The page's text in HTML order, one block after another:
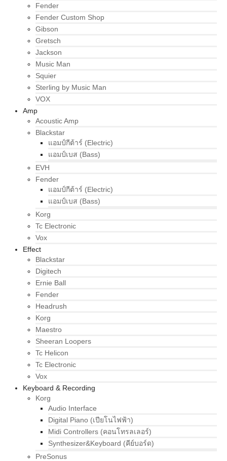
Fender
Fender Custom Shop
Gibson
Gretsch
Jackson
Music Man
Squier
Sterling by Music Man
VOX
Amp
Acoustic Amp
Blackstar
แอมป์กีต้าร์ (Electric)
แอมป์เบส (Bass)
EVH
Fender
แอมป์กีต้าร์ (Electric)
แอมป์เบส (Bass)
Korg
Tc Electronic
Vox
Effect
Blackstar
Digitech
Ernie Ball
Fender
Headrush
Korg
Maestro
Sheeran Loopers
Tc Helicon
Tc Electronic
Vox
Keyboard & Recording
Korg
Audio Interface
Digital Piano (เปียโนไฟฟ้า)
Midi Controllers (คอนโทรลเลอร์)
Synthesizer&Keyboard (คีย์บอร์ด)
PreSonus